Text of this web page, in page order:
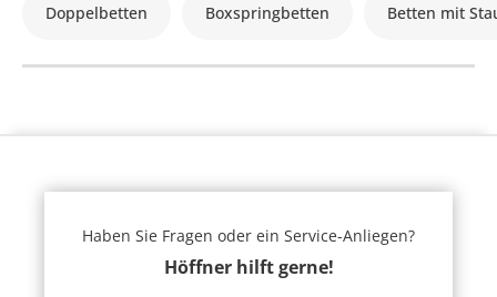
Doppelbetten Boxspringbetten Betten mit
Haben Sie Fragen oder ein Service-Anliegen?
Höffner hilft gerne!